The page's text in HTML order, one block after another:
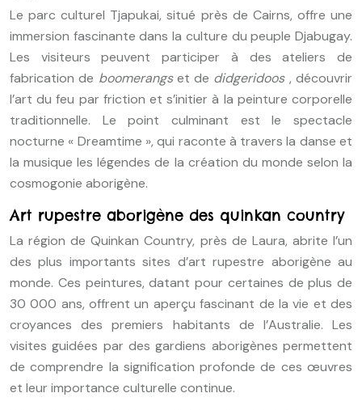
Le parc culturel Tjapukai, situé près de Cairns, offre une
immersion fascinante dans la culture du peuple Djabugay.
Les visiteurs peuvent participer à des ateliers de
fabrication de boomerangset de didgeridoos , découvrir
l’art du feu par friction et s’initier à la peinture corporelle
traditionnelle. Le point culminant est le spectacle
nocturne « Dreamtime », qui raconte à travers la danse et
la musique les légendes de la création du monde selon la
cosmogonie aborigène.
Art rupestre aborigène des quinkan country
La région de Quinkan Country, près de Laura, abrite l’un
des plus importants sites d’art rupestre aborigène au
monde. Ces peintures, datant pour certaines de plus de
30 000 ans, offrent un aperçu fascinant de la vie et des
croyances des premiers habitants de l’Australie. Les
visites guidées par des gardiens aborigènes permettent
de comprendre la signification profonde de ces œuvres
et leur importance culturelle continue.